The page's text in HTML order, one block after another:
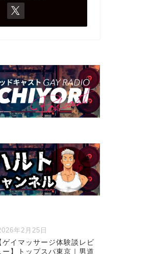
年2月25日
ゲイマッサージ体験談レビ
ー】トップスパ東京｜男道